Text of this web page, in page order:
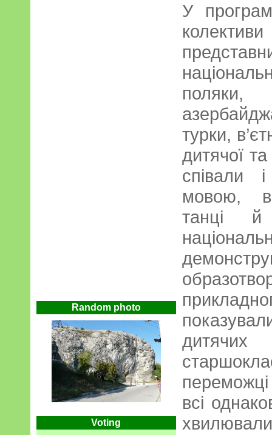
Random photo
Voting
У
поляки,
турки,
дитячої
співали
мовою,
танці
дитячих
переможці
всі